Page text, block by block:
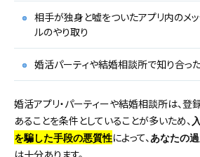
相手が独身と嘘をついたアプリ内のメ
ルのやり取り
婚活パーティや結婚相談所で知り合っ
婚活アプリ・パーティーや結婚相談所は、登
あることを条件としていることが多いため、
を騙した手段の悪質性によって、あなたの
は十分あります。